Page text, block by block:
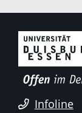
Infoline